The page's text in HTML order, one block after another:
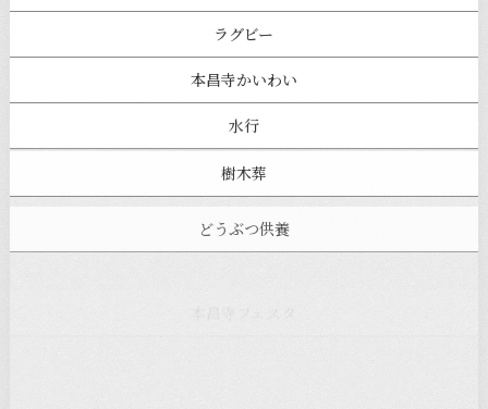
ラグビー
本昌寺かいわい
水行
樹木葬